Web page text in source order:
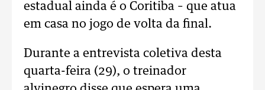
estadual ainda é o Coritiba – que atua
em casa no jogo de volta da final.
Durante a entrevista coletiva desta
quarta-feira (29), o treinador